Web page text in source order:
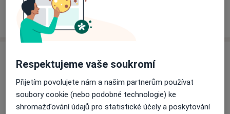
Jak fungují ceny?
Mimamed
Martinkova 253/7, Brno-sever,Brno613 00
Respektujeme vaše soukromí
Přijetím povolujete nám a našim partnerům používat
soubory cookie (nebo podobné technologie) ke
shromažďování údajů pro statistické účely a poskytování